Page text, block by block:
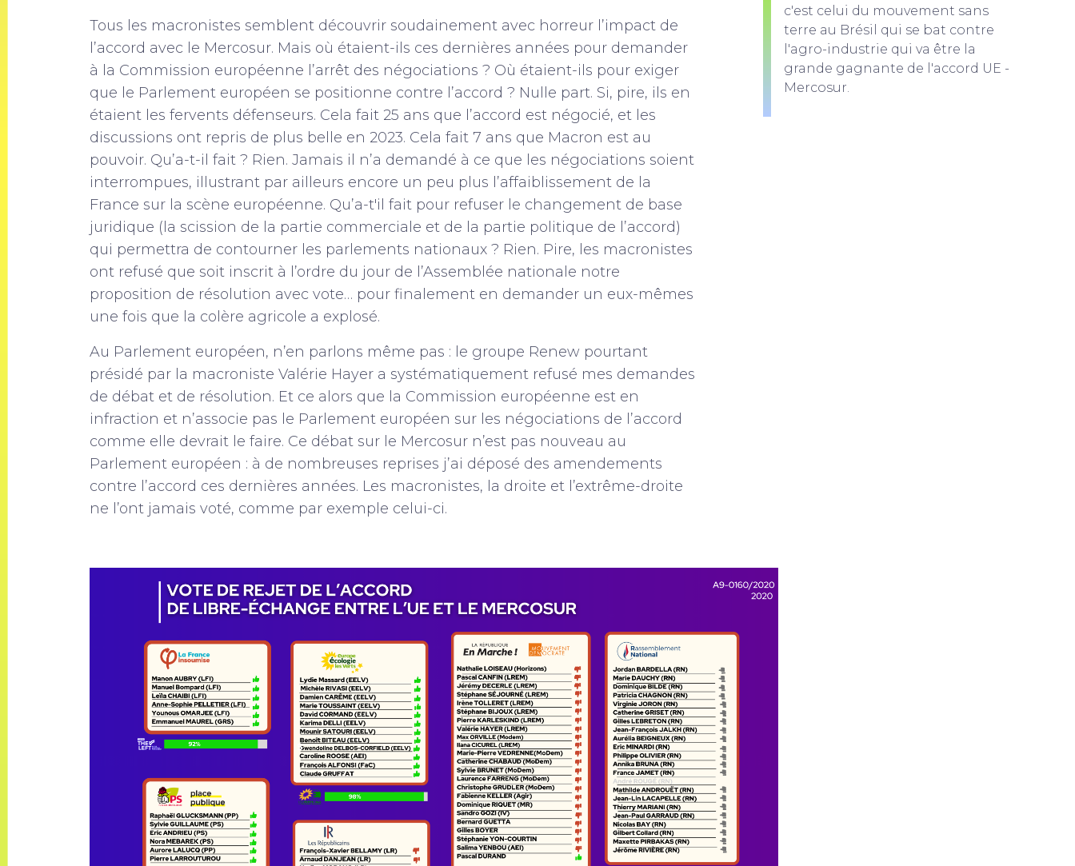
Tous les macronistes semblent découvrir soudainement avec horreur l’impact de
l’accord avec le Mercosur. Mais où étaient-ils ces dernières années pour demander
à la Commission européenne l’arrêt des négociations ? Où étaient-ils pour exiger
que le Parlement européen se positionne contre l’accord ? Nulle part. Si, pire, ils en
étaient les fervents défenseurs. Cela fait 25 ans que l’accord est négocié, et les
discussions ont repris de plus belle en 2023. Cela fait 7 ans que Macron est au
pouvoir. Qu’a-t-il fait ? Rien. Jamais il n’a demandé à ce que les négociations soient
interrompues, illustrant par ailleurs encore un peu plus l’affaiblissement de la
France sur la scène européenne. Qu’a-t'il fait pour refuser le changement de base
juridique (la scission de la partie commerciale et de la partie politique de l’accord)
qui permettra de contourner les parlements nationaux ? Rien. Pire, les macronistes
ont refusé que soit inscrit à l’ordre du jour de l’Assemblée nationale notre
proposition de résolution avec vote… pour finalement en demander un eux-mêmes
une fois que la colère agricole a explosé.
Au Parlement européen, n’en parlons même pas : le groupe Renew pourtant
présidé par la macroniste Valérie Hayer a systématiquement refusé mes demandes
de débat et de résolution. Et ce alors que la Commission européenne est en
infraction et n’associe pas le Parlement européen sur les négociations de l’accord
comme elle devrait le faire. Ce débat sur le Mercosur n’est pas nouveau au
Parlement européen : à de nombreuses reprises j’ai déposé des amendements
contre l’accord ces dernières années. Les macronistes, la droite et l’extrême-droite
ne l’ont jamais voté, comme par exemple celui-ci.
c'est celui du mouvement sans
terre au Brésil qui se bat contre
l'agro-industrie qui va être la
grande gagnante de l'accord UE -
Mercosur.